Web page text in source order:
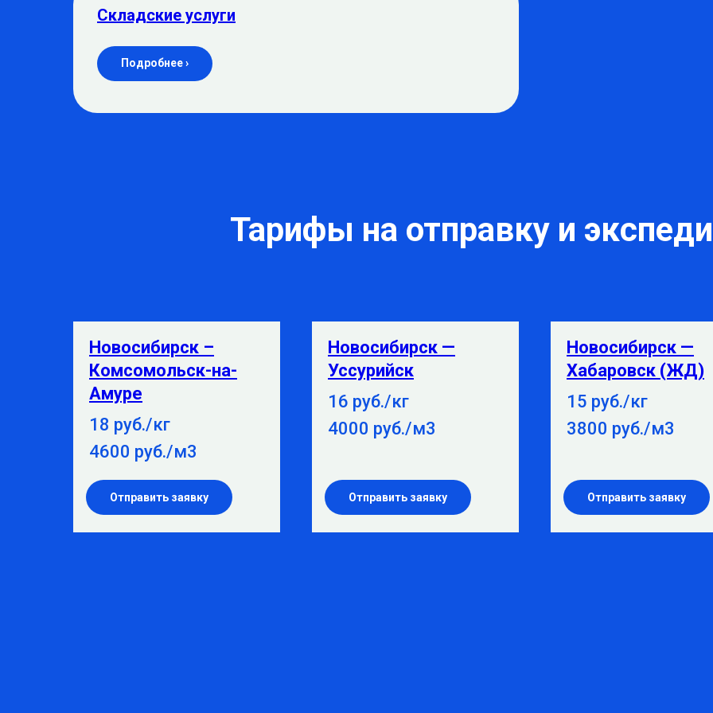
Складские услуги
Подробнее ›
Тарифы на отправку и
Новосибирск –
Комсомольск-на-
Амуре
18 руб./кг
4600 руб./м3
Отправить заявку
Новосибирск —
Уссурийск
16 руб./кг
4000 руб./м3
Отправить заявку
Новосибирск —
Хабаровск (ЖД)
15 руб./кг
3800 руб./м3
Отправить заявку